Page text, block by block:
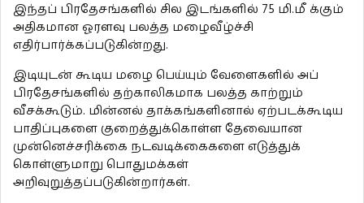
இந்தப் பிரதேசங்களில் சில இடங்களில் 75 மி.மீ க்கும்
அதிகமான ஓரளவு பலத்த மழைவீழ்ச்சி
எதிர்பார்க்கப்படுகின்றது.
இடியுடன் கூடிய மழை பெய்யும் வேளைகளில் அப்
பிரதேசங்களில் தற்காலிகமாக பலத்த காற்றும்
வீசக்கூடும். மின்னல் தாக்கங்களினால் ஏற்படக்கூடிய
பாதிப்புகளை குறைத்துக்கொள்ள தேவையான
முன்னெச்சரிக்கை நடவடிக்கைகளை எடுத்துக்
கொள்ளுமாறு பொதுமக்கள்
அறிவுறுத்தப்படுகின்றார்கள்.